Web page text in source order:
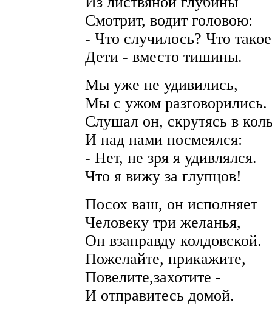
Смотрит, водит головою:
- Что случилось? Что
Дети - вместо тишины.
Мы уже не удивились,
Мы с ужом разговорились.
Слушал он, скрутясь в
И над нами посмеялся:
- Нет, не зря я удивлялся.
Что я вижу за глупцов!
Посох ваш, он исполняет
Человеку три желанья,
Он взаправду колдовской.
Пожелайте, прикажите,
Повелите,захотите -
И отправитесь домой.